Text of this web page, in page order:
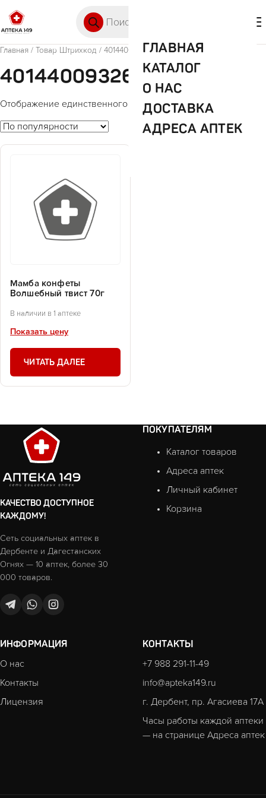
ГЛАВНАЯ
КАТАЛОГ
О НАС
ДОСТАВКА
АДРЕСА АПТЕК
Главная / Товар Штрихкод / 4014400932683
4014400932683
Отображение единственного товара
Мамба конфеты
Волшебный твист 70г
В наличии в 1 аптеке
Показать цену
ЧИТАТЬ ДАЛЕЕ
КАЧЕСТВО ДОСТУПНОЕ
КАЖДОМУ!
Сеть социальных аптек в
Дербенте и Дагестанских
Огнях — 10 аптек, более 30
000 товаров.
ПОКУПАТЕЛЯМ
Каталог товаров
Адреса аптек
Личный кабинет
Корзина
ИНФОРМАЦИЯ
О нас
Контакты
Лицензия
КОНТАКТЫ
+7 988 291-11-49
info@apteka149.ru
г. Дербент, пр. Агасиева 17А
Часы работы каждой аптеки
— на странице Адреса аптек